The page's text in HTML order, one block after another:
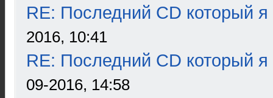
RE: Последний CD который я
2016, 10:41
RE: Последний CD который я
09-2016, 14:58